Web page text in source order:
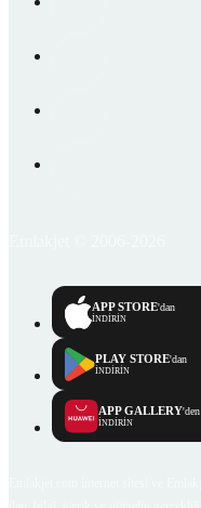
APP STORE'dan
İNDİRİN
PLAY STORE'dan
İNDİRİN
APP GALLERY'den
İNDİRİN